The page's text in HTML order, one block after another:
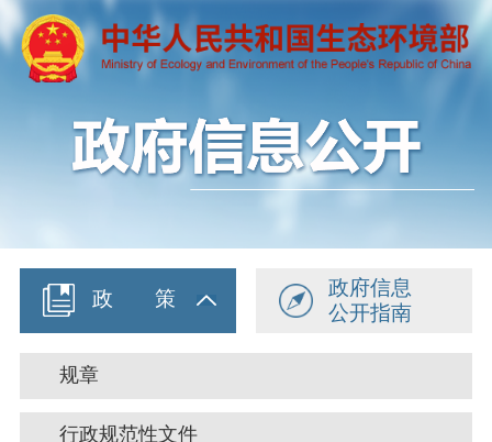
政 策
政府信息
公开指南
规章
行政规范性文件